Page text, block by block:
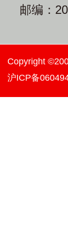
邮编：
Copyright
沪ICP备